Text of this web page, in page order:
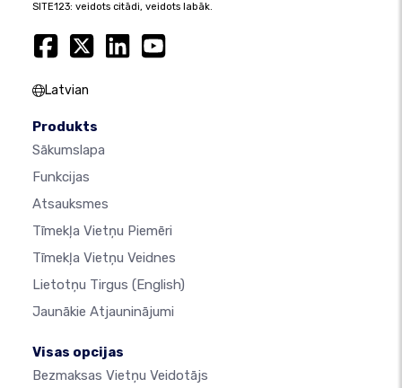
SITE123: veidots citādi, veidots labāk.
Latvian
Produkts
Sākumslapa
Funkcijas
Atsauksmes
Tīmekļa Vietņu Piemēri
Tīmekļa Vietņu Veidnes
Lietotņu Tirgus (English)
Jaunākie Atjauninājumi
Visas opcijas
Bezmaksas Vietņu Veidotājs